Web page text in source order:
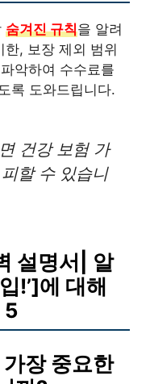
숨겨진 규칙을 알려
, 보장 제외 범위
악하여 수수료를
록 도와드립니다.
건강 보험 가
할 수 있습니
설명서| 알
!’]에 대해
5
장 중요한